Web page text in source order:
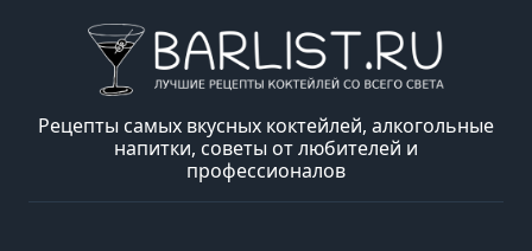
Рецепты самых вкусных коктейлей, алкогольные
напитки, советы от любителей и
профессионалов